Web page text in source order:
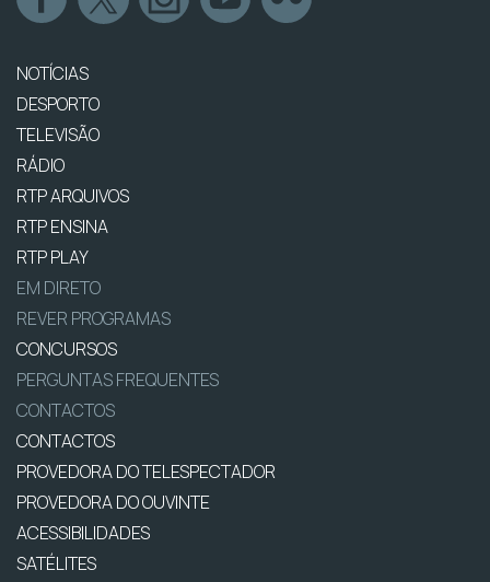
NOTÍCIAS
DESPORTO
TELEVISÃO
RÁDIO
RTP ARQUIVOS
RTP ENSINA
RTP PLAY
EM DIRETO
REVER PROGRAMAS
CONCURSOS
PERGUNTAS FREQUENTES
CONTACTOS
CONTACTOS
PROVEDORA DO TELESPECTADOR
PROVEDORA DO OUVINTE
ACESSIBILIDADES
SATÉLITES